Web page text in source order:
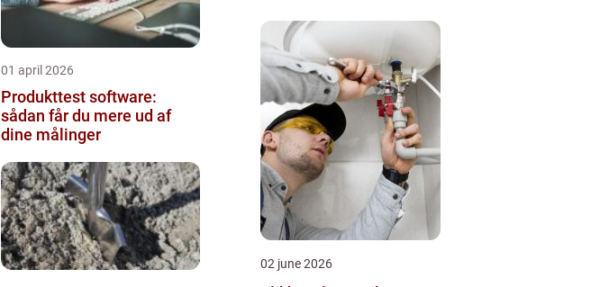
01 april 2026
Produkttest software:
sådan får du mere ud af
dine målinger
02 june 2026